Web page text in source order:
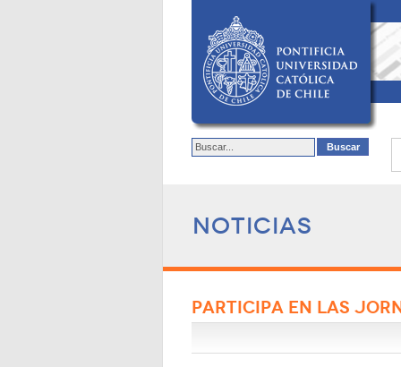
Noticias
PARTICIPA EN LAS